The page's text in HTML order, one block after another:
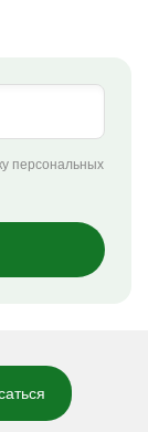
персональных